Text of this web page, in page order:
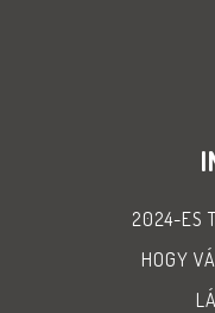
2024-ES
HOGY